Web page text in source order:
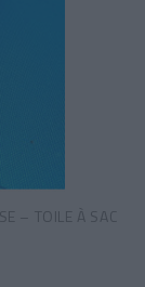
– TOILE À SAC